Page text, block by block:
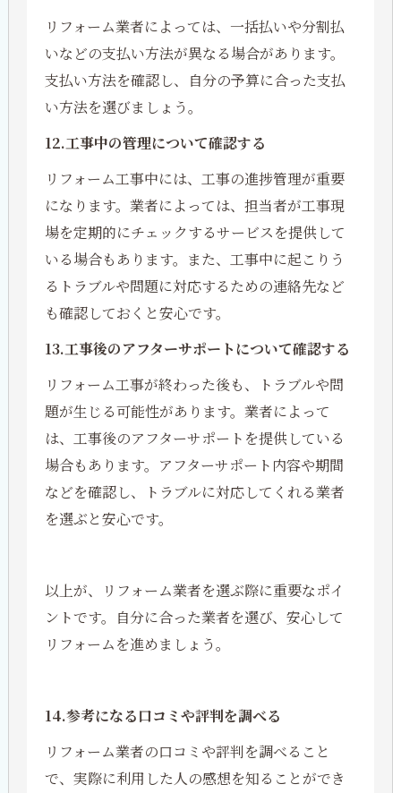
リフォーム業者によっては、一括払いや分割払
いなどの支払い方法が異なる場合があります。
支払い方法を確認し、自分の予算に合った支払
い方法を選びましょう。
12.工事中の管理について確認する
リフォーム工事中には、工事の進捗管理が重要
になります。業者によっては、担当者が工事現
場を定期的にチェックするサービスを提供して
いる場合もあります。また、工事中に起こりう
るトラブルや問題に対応するための連絡先など
も確認しておくと安心です。
13.工事後のアフターサポートについて確認する
リフォーム工事が終わった後も、トラブルや問
題が生じる可能性があります。業者によって
は、工事後のアフターサポートを提供している
場合もあります。アフターサポート内容や期間
などを確認し、トラブルに対応してくれる業者
を選ぶと安心です。
以上が、リフォーム業者を選ぶ際に重要なポイ
ントです。自分に合った業者を選び、安心して
リフォームを進めましょう。
14.参考になる口コミや評判を調べる
リフォーム業者の口コミや評判を調べること
で、実際に利用した人の感想を知ることができ